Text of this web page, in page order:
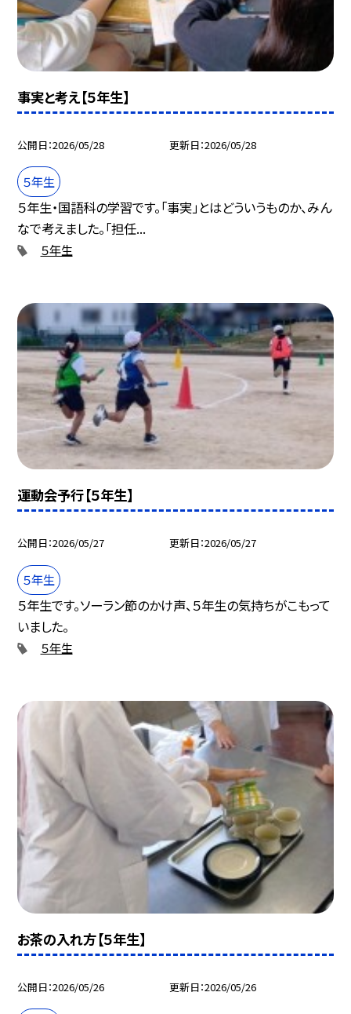
事実と考え【５年生】
公開日 2026/05/28 更新日 2026/05/28
５年生
５年生・国語科の学習です。「事実」とはどういうものか、みん
なで考えました。「担任...
５年生
運動会予行【５年生】
公開日 2026/05/27 更新日 2026/05/27
５年生
５年生です。ソーラン節のかけ声、５年生の気持ちがこもって
いました。
５年生
お茶の入れ方【５年生】
公開日 2026/05/26 更新日 2026/05/26